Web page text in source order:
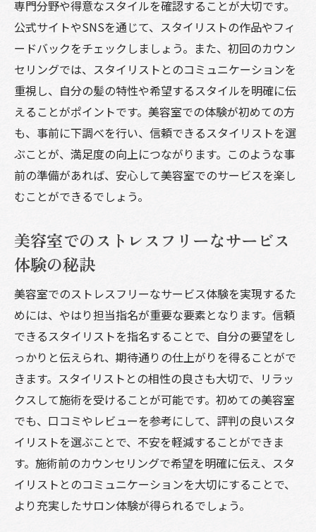
カウンセリングを活用した理想のスタイル
の実現
初めての美容室でも安心なカウンセリング
の受け方
スタイリストとの相談で理想を形にする具体的
な方法
スタイリストと共有すべき具体的なイメー
ジ
相談時に注意すべきポイントとそのコツ
能性
理想のスタイルを実現するためのプロセス
美容室での相談がもたらすスタイルの成功
スタイリストに伝えるべき具体的な要望
美容室の指名制度を活用し満足度を上げるコツ
指名制度を最大限に活用するためのポイン
ト
スタイリスト指名で期待する満足度の向上
美容室での満足度を高める指名制度のメリ
ット
失敗しないための指名制度の選び方
指名制度で得られる安心感と満足度の関係
専門分野や得意なスタイルを確認することが大切です。
公式サイトやSNSを通じて、スタイリストの作品やフィ
ードバックをチェックしましょう。また、初回のカウン
セリングでは、スタイリストとのコミュニケーションを
重視し、自分の髪の特性や希望するスタイルを明確に伝
えることがポイントです。美容室での体験が初めての方
も、事前に下調べを行い、信頼できるスタイリストを選
ぶことが、満足度の向上につながります。このような事
前の準備があれば、安心して美容室でのサービスを楽し
むことができるでしょう。
美容室でのストレスフリーなサービス
体験の秘訣
美容室でのストレスフリーなサービス体験を実現するた
めには、やはり担当指名が重要な要素となります。信頼
できるスタイリストを指名することで、自分の要望をし
っかりと伝えられ、期待通りの仕上がりを得ることがで
きます。スタイリストとの相性の良さも大切で、リラッ
クスして施術を受けることが可能です。初めての美容室
でも、口コミやレビューを参考にして、評判の良いスタ
イリストを選ぶことで、不安を軽減することができま
す。施術前のカウンセリングで希望を明確に伝え、スタ
イリストとのコミュニケーションを大切にすることで、
より充実したサロン体験が得られるでしょう。